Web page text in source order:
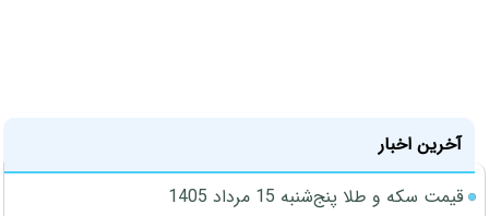
آخرین اخبار
قیمت سکه و طلا پنج‌شنبه 15 مرداد 1405